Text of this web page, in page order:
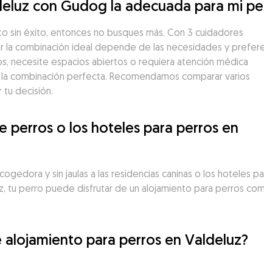
con Gudog la adecuada para mi
sin éxito, entonces no busques más. Con 3 cuidadores
combinación ideal depende de las necesidades y
necesite espacios abiertos o requiera atención médica
combinación perfecta. Recomendamos comparar varios
decisión.
perros o los hoteles para perros en
y sin jaulas a las residencias caninas o los hoteles
tu perro puede disfrutar de un alojamiento para perros
para perros en Valdeluz?